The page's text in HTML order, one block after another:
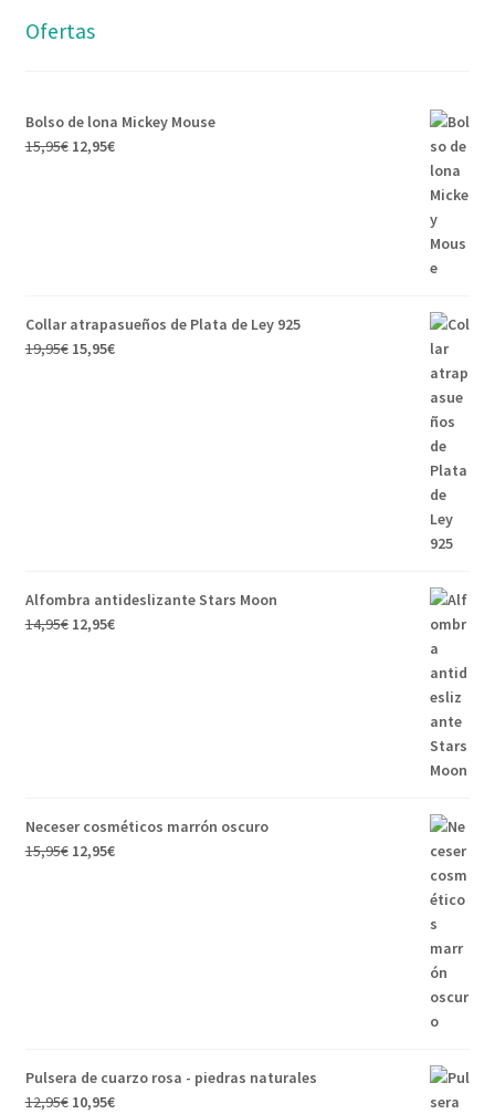
Ofertas
Bolso de lona Mickey Mouse
15,95€ 12,95€
Collar atrapasueños de Plata de Ley 925
19,95€ 15,95€
Alfombra antideslizante Stars Moon
14,95€ 12,95€
Neceser cosméticos marrón oscuro
15,95€ 12,95€
Pulsera de cuarzo rosa - piedras naturales
12,95€ 10,95€